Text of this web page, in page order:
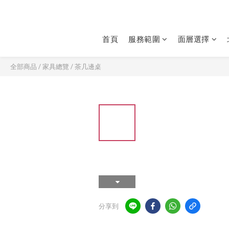
首頁 服務範圍 面層選擇
全部商品 /家具總覽 /茶几邊桌
分享到